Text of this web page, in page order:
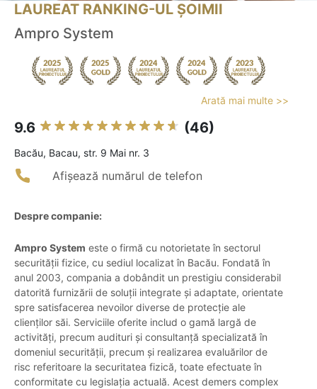
LAUREAT RANKING-UL ȘOIMII
Ampro System
Arată mai multe >>
9.6 (46)
Bacău, Bacau, str. 9 Mai nr. 3
Afișează numărul de telefon
Despre companie:
Ampro System este o firmă cu notorietate în sectorul
securității fizice, cu sediul localizat în Bacău. Fondată în
anul 2003, compania a dobândit un prestigiu considerabil
datorită furnizării de soluții integrate și adaptate, orientate
spre satisfacerea nevoilor diverse de protecție ale
clienților săi. Serviciile oferite includ o gamă largă de
activități, precum audituri și consultanță specializată în
domeniul securității, precum și realizarea evaluărilor de
risc referitoare la securitatea fizică, toate efectuate în
conformitate cu legislația actuală. Acest demers complex